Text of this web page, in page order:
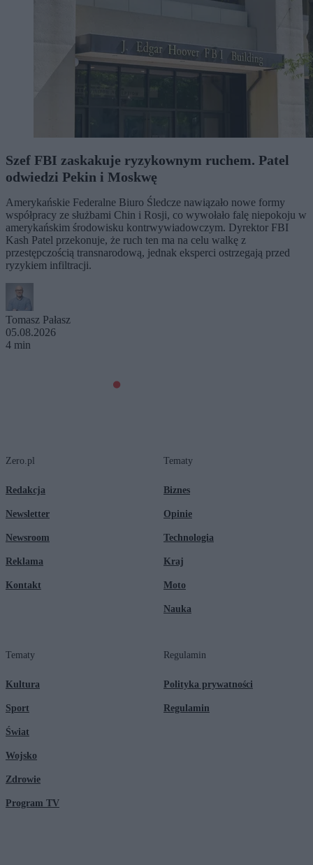
Szef FBI zaskakuje ryzykownym ruchem. Patel
odwiedzi Pekin i Moskwę
Amerykańskie Federalne Biuro Śledcze nawiązało nowe formy
współpracy ze służbami Chin i Rosji, co wywołało falę niepokoju w
amerykańskim środowisku kontrwywiadowczym. Dyrektor FBI
Kash Patel przekonuje, że ruch ten ma na celu walkę z
przestępczością transnarodową, jednak eksperci ostrzegają przed
ryzykiem infiltracji.
Tomasz Pałasz
05.08.2026
4 min
Zero.pl
Redakcja
Newsletter
Newsroom
Reklama
Kontakt
Tematy
Biznes
Opinie
Technologia
Kraj
Moto
Nauka
Tematy
Kultura
Sport
Świat
Wojsko
Zdrowie
Program TV
Regulamin
Polityka prywatności
Regulamin